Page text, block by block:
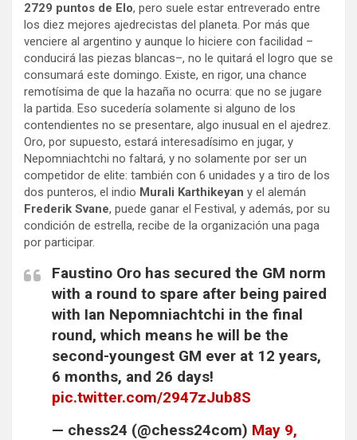
2729 puntos de Elo, pero suele estar entreverado entre
los diez mejores ajedrecistas del planeta. Por más que
venciere al argentino y aunque lo hiciere con facilidad –
conducirá las piezas blancas–, no le quitará el logro que se
consumará este domingo. Existe, en rigor, una chance
remotísima de que la hazaña no ocurra: que no se jugare
la partida. Eso sucedería solamente si alguno de los
contendientes no se presentare, algo inusual en el ajedrez.
Oro, por supuesto, estará interesadísimo en jugar, y
Nepomniachtchi no faltará, y no solamente por ser un
competidor de elite: también con 6 unidades y a tiro de los
dos punteros, el indio Murali Karthikeyan y el alemán
Frederik Svane, puede ganar el Festival, y además, por su
condición de estrella, recibe de la organización una paga
por participar.
Faustino Oro has secured the GM norm
with a round to spare after being paired
with Ian Nepomniachtchi in the final
round, which means he will be the
second-youngest GM ever at 12 years,
6 months, and 26 days!
pic.twitter.com/2947zJub8S
— chess24 (@chess24com) May 9,